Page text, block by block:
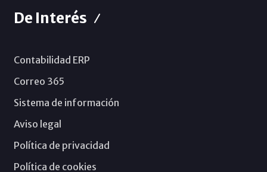
De Interés
Contabilidad ERP
Correo 365
Sistema de información
Aviso legal
Política de privacidad
Política de cookies